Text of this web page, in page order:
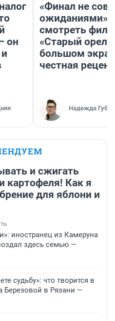
он
«Финал не
ожиданиями»:
смотреть
«Старый орел»
большом
честная
Надежда
и сжигать
картофеля! Как я
для яблони и
иностранец из Камеруна
здесь семью —
судьбу»: что творится в
Березовой в Рязани —